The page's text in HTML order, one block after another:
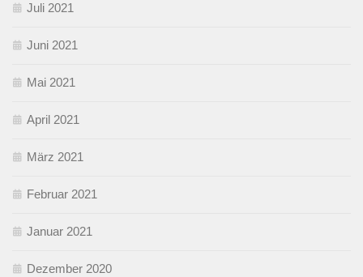
Juli 2021
Juni 2021
Mai 2021
April 2021
März 2021
Februar 2021
Januar 2021
Dezember 2020